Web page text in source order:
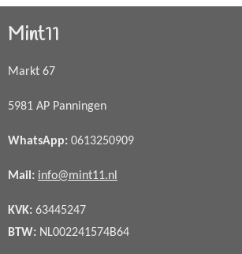
Mint11
Markt 67
5981 AP Panningen
WhatsApp: 0613250909
Mail: info@mint11.nl
KVK: 63445247
BTW: NL002241574B64